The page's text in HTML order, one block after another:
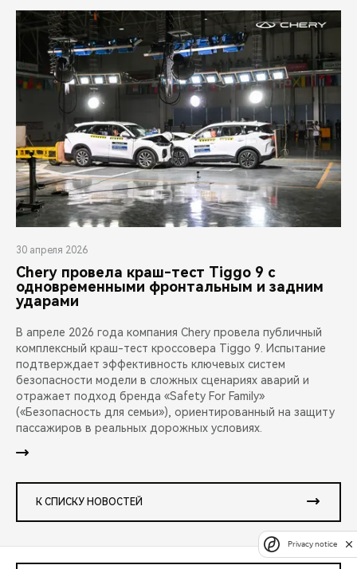
30 апреля 2026
Chery провела краш-тест Tiggo 9 с
одновременными фронтальным и задним
ударами
В апреле 2026 года компания Chery провела публичный
комплексный краш-тест кроссовера Tiggo 9. Испытание
подтверждает эффективность ключевых систем
безопасности модели в сложных сценариях аварий и
отражает подход бренда «Safety For Family»
(«Безопасность для семьи»), ориентированный на защиту
пассажиров в реальных дорожных условиях.
К СПИСКУ НОВОСТЕЙ
Privacy notice